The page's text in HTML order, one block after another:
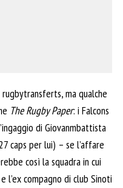
rugbytransferts, ma qualche
The Rugby Paper: i Falcons
di Giovanmbattista
caps per lui) – se l’affare
così la squadra in cui
l’ex compagno di club Sinoti